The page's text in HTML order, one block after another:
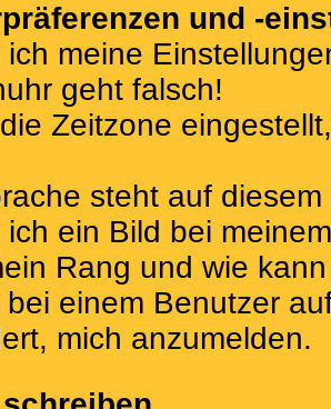
und -
ich meine
geht falsch!
Zeitzone
steht auf
ein Bild bei
Rang und wie
einem Benutzer
mich anzumelden.